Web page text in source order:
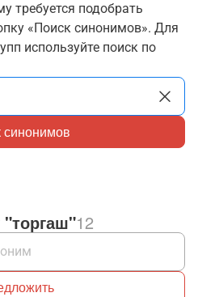
требуется подобрать
«Поиск синонимов». Для
используйте поиск по
синонимов
12